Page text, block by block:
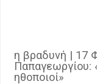
η βραδυνή | 17
Παπαγεωργίου:
ηθοποιοί»